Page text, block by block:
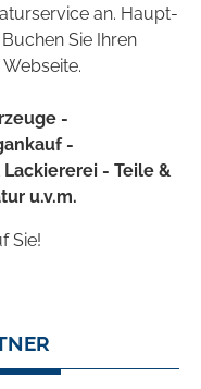
an. Haupt-
Sie Ihren
-
-
- Teile &
u.v.m.
Sie!